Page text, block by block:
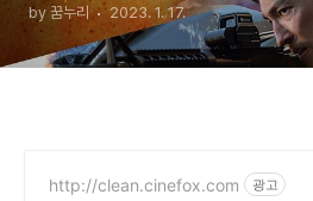
by 꿈누리 2023. 1. 17.
http://clean.cinefox.com 광고